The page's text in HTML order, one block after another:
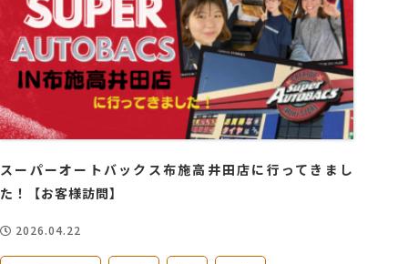
スーパーオートバックス布施高井田店に行ってきまし
た！【お客様訪問】
2026.04.22